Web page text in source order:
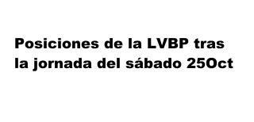
Posiciones de la LVBP tras
la jornada del sábado 25Oct